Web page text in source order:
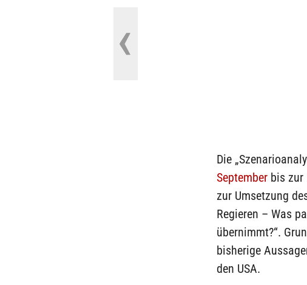
Die
September bis zur
zur Umsetzung
Regieren – Was
übernimmt?“.
bisherige
den USA.